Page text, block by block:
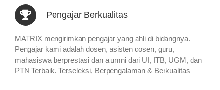
Pengajar Berkualitas
MATRIX mengirimkan pengajar yang ahli di bidangnya.
Pengajar kami adalah dosen, asisten dosen, guru,
mahasiswa berprestasi dan alumni dari UI, ITB, UGM, dan
PTN Terbaik. Terseleksi, Berpengalaman & Berkualitas